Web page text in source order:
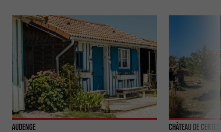
Audenge Château de Certes